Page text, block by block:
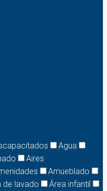
Agua
Aires
Amueblado
de lavado
Área infantil